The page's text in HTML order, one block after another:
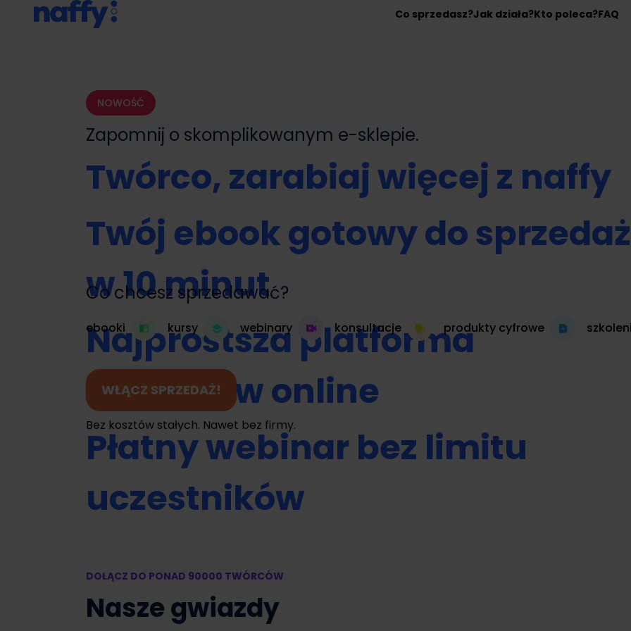
Co sprzedasz?Jak działa?Kto poleca?FAQ
NOWOŚĆ
Zapomnij o skomplikowanym e-sklepie.
Twórco, zarabiaj więcej z naffy
Twój ebook gotowy do
w 10 minut
Najprostsza platforma
do kursów online
Płatny webinar bez limitu
uczestników
Zamień swój produkt cyfrowy
Co chcesz sprzedawać?
ebooki kursy webinary konsultacje produkty cyfrowe
WŁĄCZ SPRZEDAŻ!
Bez kosztów stałych. Nawet bez firmy.
DOŁĄCZ DO PONAD 90000 TWÓRCÓW
Nasze gwiazdy